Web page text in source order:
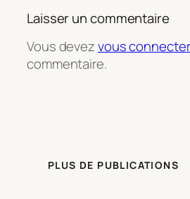
Laisser un commentaire
Vous devezvous connecter
commentaire.
PLUS DE PUBLICATIONS